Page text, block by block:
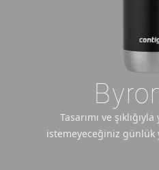
Tasarımı ve
istemeyeceğiniz günlük